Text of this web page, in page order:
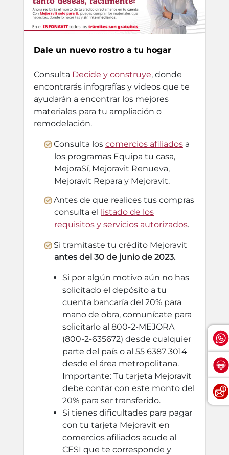
Dale un nuevo rostro a tu hogar
Consulta Decide y construye, donde
encontrarás infografías y videos que te
ayudarán a encontrar los mejores
materiales para tu ampliación o
remodelación.
Consulta los comercios afiliados a
los programas Equipa tu casa,
MejoraSí, Mejoravit Renueva,
Mejoravit Repara y Mejoravit.
Antes de que realices tus compras
consulta el listado de los
requisitos y servicios autorizados.
Si tramitaste tu crédito Mejoravit
antes del 30 de junio de 2023.
Si por algún motivo aún no has
solicitado el depósito a tu
cuenta bancaría del 20% para
mano de obra, comunícate para
solicitarlo al 800-2-MEJORA
(800-2-635672) desde cualquier
parte del país o al 55 6387 3014
desde el área metropolitana.
Importante: Tu tarjeta Mejoravit
debe contar con este monto del
20% para ser transferido.
Si tienes dificultades para pagar
con tu tarjeta Mejoravit en
comercios afiliados acude al
CESI que te corresponde y